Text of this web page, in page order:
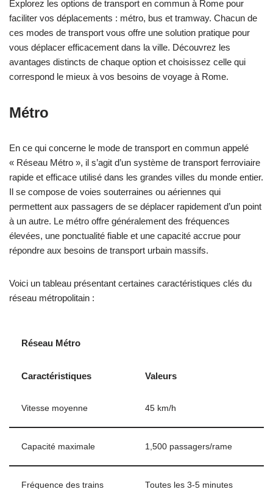
Explorez les options de transport en commun à Rome pour
faciliter vos déplacements : métro, bus et tramway. Chacun de
ces modes de transport vous offre une solution pratique pour
vous déplacer efficacement dans la ville. Découvrez les
avantages distincts de chaque option et choisissez celle qui
correspond le mieux à vos besoins de voyage à Rome.
Métro
En ce qui concerne le mode de transport en commun appelé
« Réseau Métro », il s’agit d’un système de transport ferroviaire
rapide et efficace utilisé dans les grandes villes du monde entier.
Il se compose de voies souterraines ou aériennes qui
permettent aux passagers de se déplacer rapidement d’un point
à un autre. Le métro offre généralement des fréquences
élevées, une ponctualité fiable et une capacité accrue pour
répondre aux besoins de transport urbain massifs.
Voici un tableau présentant certaines caractéristiques clés du
réseau métropolitain :
Réseau Métro
Caractéristiques Valeurs
Vitesse moyenne 45 km/h
Capacité maximale 1,500 passagers/rame
Fréquence des trains Toutes les 3-5 minutes